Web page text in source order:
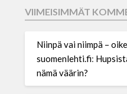
VIIMEISIMMÄT
Niinpä vai niimpä –
suomenlehti.fi:
nämä väärin?